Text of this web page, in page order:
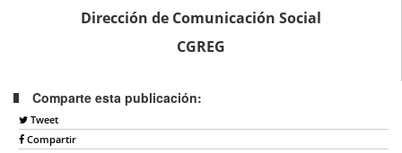
Dirección de Comunicación Social
CGREG
Comparte esta publicación:
Tweet
Compartir